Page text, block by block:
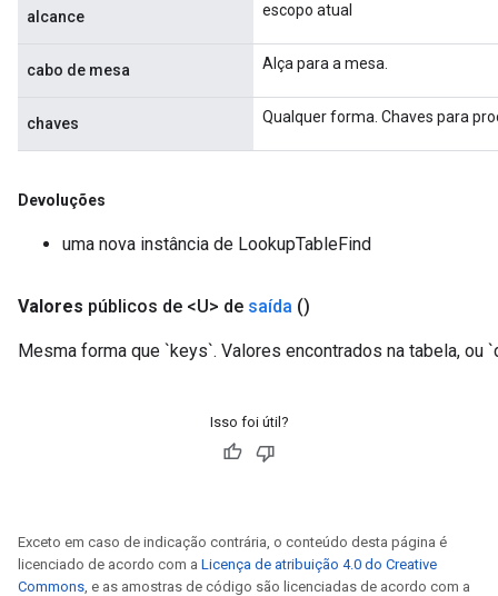
alcance escopo atual
cabo de mesa Alça para a mesa.
chaves Qualquer forma. Chaves para
Devoluções
uma nova instância de LookupTableFind
Valores públicos de <U> de saída ()
Mesma forma que `keys`. Valores encontrados na tabela, ou
Isso foi útil?
Exceto em caso de indicação contrária, o conteúdo desta página é
licenciado de acordo com a Licença de atribuição 4.0 do Creative
Commons, e as amostras de código são licenciadas de acordo com a